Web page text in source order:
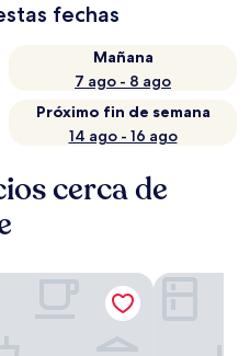
fechas
Mañana
7 ago - 8 ago
Próximo fin de semana
14 ago - 16 ago
cerca de
- Cap d'Antibes The